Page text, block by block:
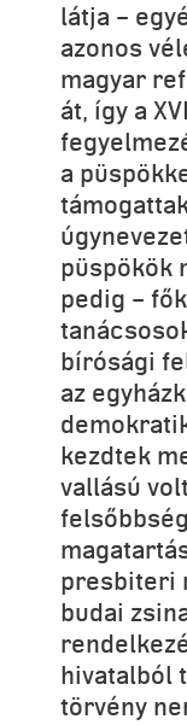
látja –
azonos
magyar
át, így a
a
püspökök
pedig –
bírósági
az
kezdtek
vallású
presbiteri
budai
hivatalból
törvény